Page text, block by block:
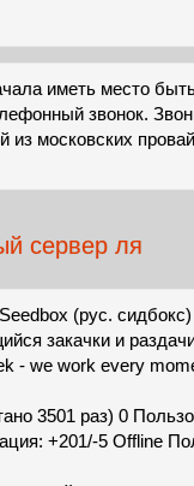
иметь место
звонок.
из московских
сервер ля
(рус.
закачки и
- we work every
3501 раз) 0
+201/-5 Offline